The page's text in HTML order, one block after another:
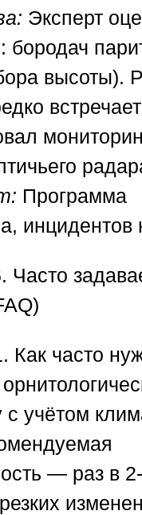
Эксперт
бородач
высоты).
Программа
инцидентов
Часто
Как часто
с учётом
— раз в